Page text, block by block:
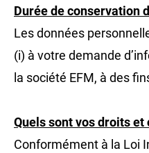
Durée de conservation
Les données
(i) à votre demande
la société EFM, à des
Quels sont vos droits
Conformément à la Loi